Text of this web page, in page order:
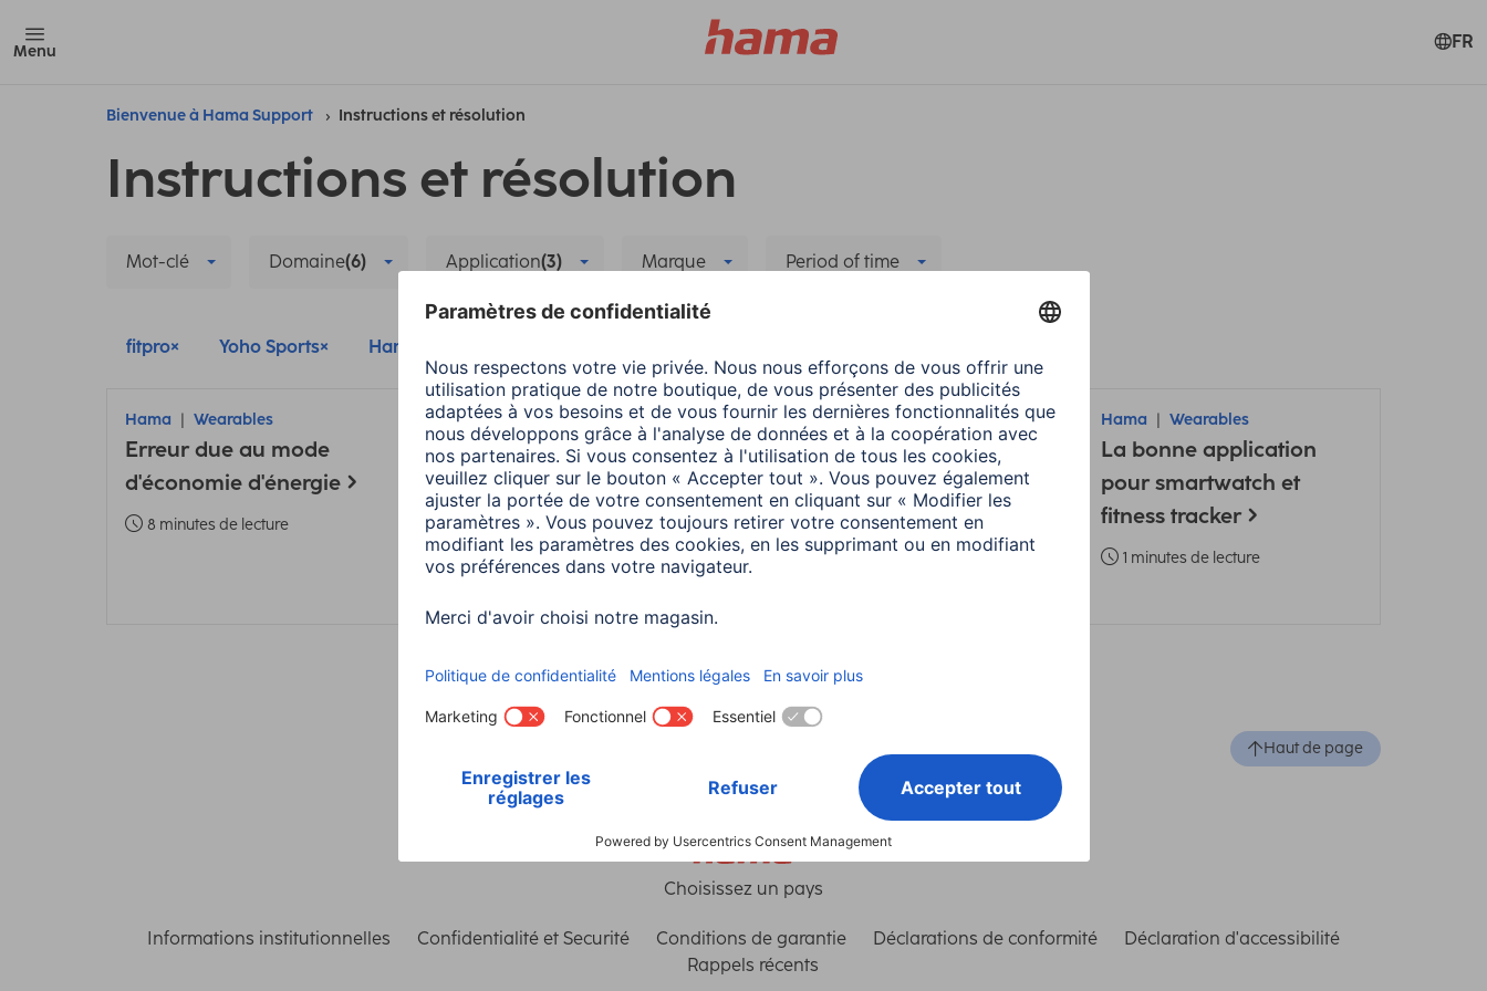
Menu FR
Bienvenue à Hama Support Instructions et résolution
Instructions et résolution
Mot-clé Domaine(6) Application(3) Marque Period of time
fitpro Yoho Sports Hama FIT Move
Hama Wearables
Erreur due au mode
d'économie d'énergie
8 minutes de lecture
Hama Wearables
Connecter l'application
de la caisse maladie avec
Health Connect
3 minutes de lecture
Hama Wearables
Mise à jour des
applications : connexion
Google Fit / Health
Connect
Hama Wearables
La bonne application
pour smartwatch et
fitness tracker
1 minutes de lecture
Haut de page
Choisissez un pays
Informations institutionnelles Confidentialité et Securité Conditions de garantie Déclarations de conformité
Déclaration d'accessibilité
Rappels récents